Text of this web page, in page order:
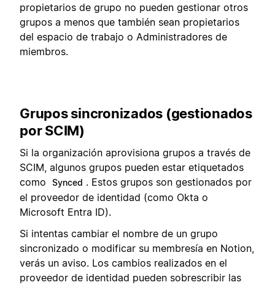
propietarios de grupo no pueden gestionar otros
grupos a menos que también sean propietarios
del espacio de trabajo o Administradores de
miembros.
Grupos sincronizados (gestionados
por SCIM)
Si la organización aprovisiona grupos a través de
SCIM, algunos grupos pueden estar etiquetados
como
Synced . Estos grupos son gestionados por
el proveedor de identidad (como Okta o
Microsoft Entra ID).
Si intentas cambiar el nombre de un grupo
sincronizado o modificar su membresía en Notion,
verás un aviso. Los cambios realizados en el
proveedor de identidad pueden sobrescribir las